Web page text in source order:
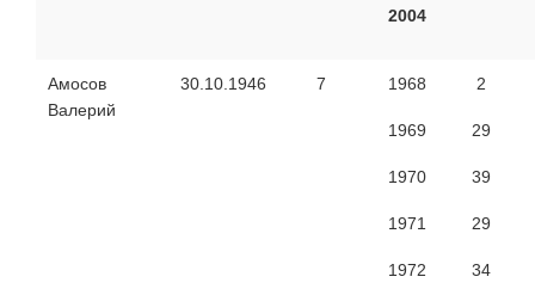
2004
Амосов
Валерий
30.10.1946 7 1968
1969
1970
1971
1972
2
29
39
29
34